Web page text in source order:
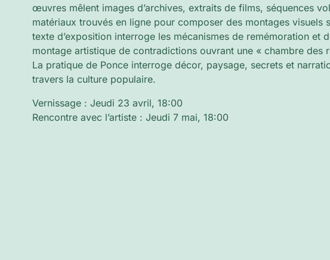
œuvres mêlent images d’archives, extraits de films, séquences
matériaux trouvés en ligne pour composer des montages visuels
texte d’exposition interroge les mécanismes de remémoration et
montage artistique de contradictions ouvrant une « chambre des
La pratique de Ponce interroge décor, paysage, secrets et
travers la culture populaire.
Vernissage : Jeudi 23 avril, 18:00
Rencontre avec l’artiste : Jeudi 7 mai, 18:00